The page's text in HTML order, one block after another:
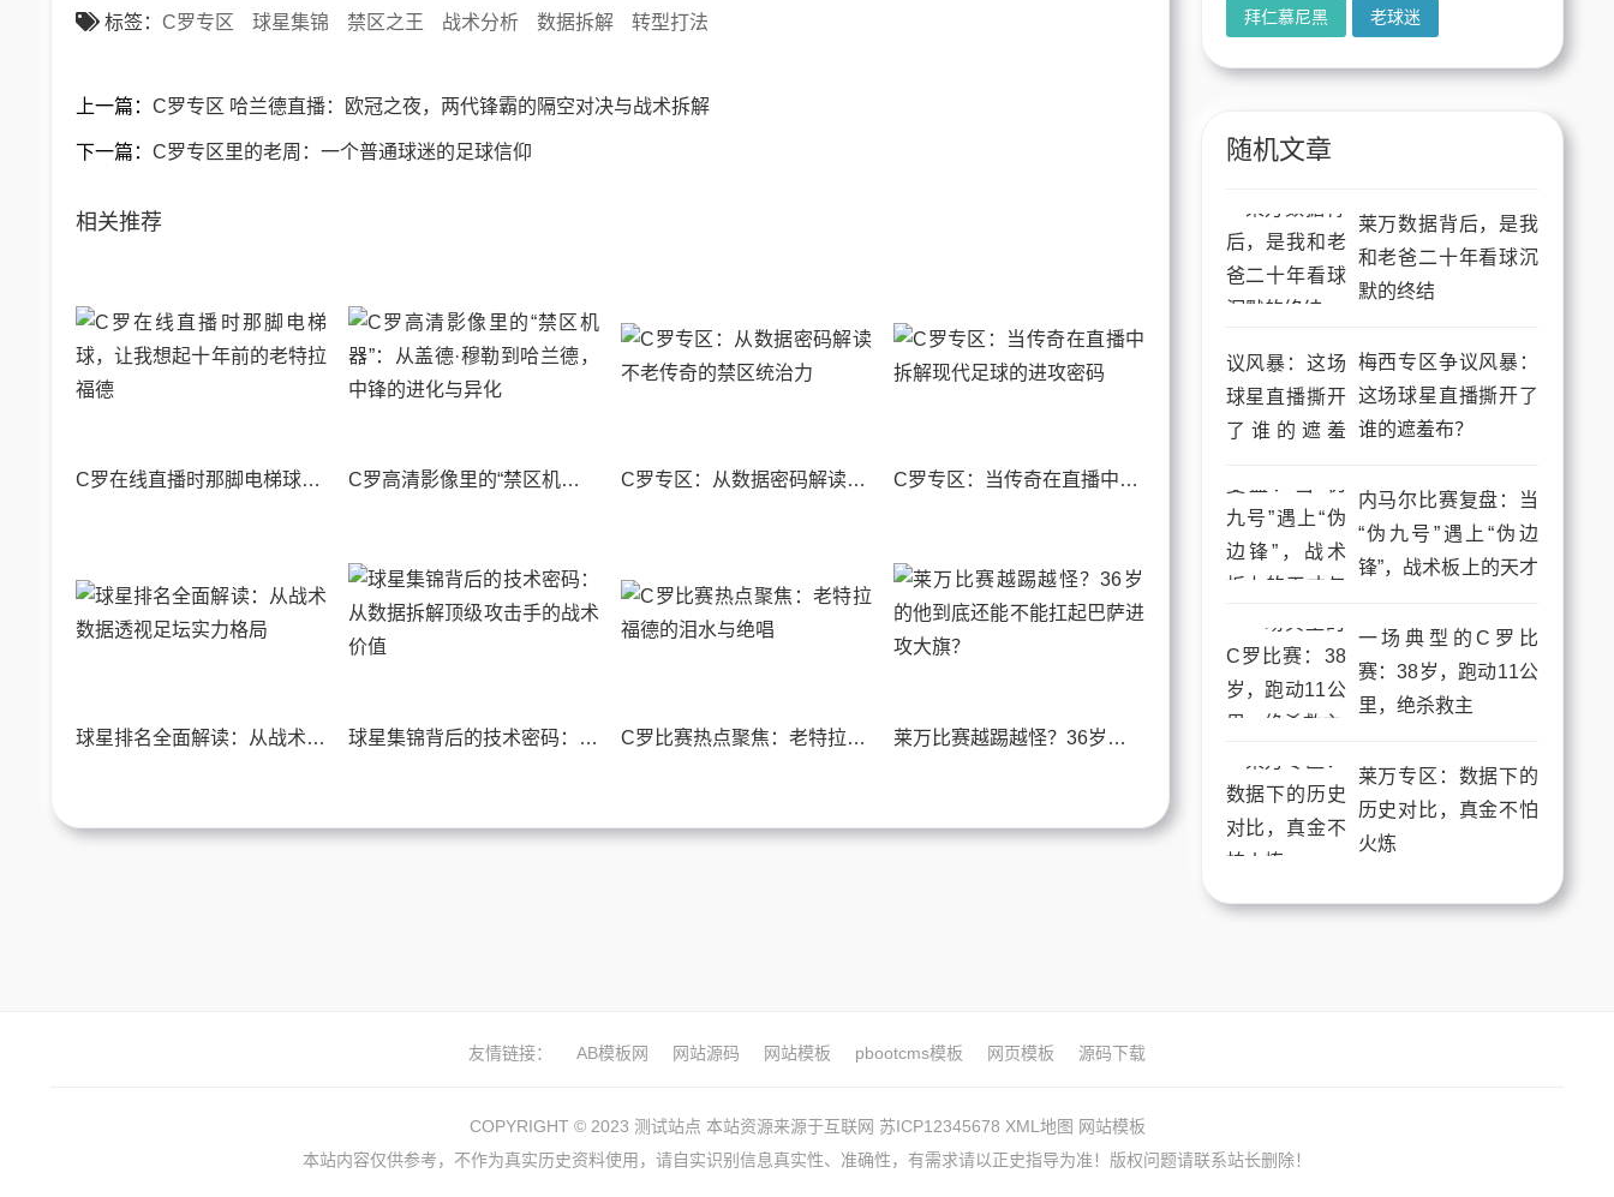
标签： C罗专区 球星集锦 禁区之王 战术分析 数据拆解 转型打法
上一篇： C罗专区 哈兰德直播：欧冠之夜，两代锋霸的隔空对决与战术拆解
下一篇： C罗专区里的老周：一个普通球迷的足球信仰
相关推荐
C罗在线直播时那脚电梯球，让我想起十年前的老特拉福德 C罗高清影像里的“禁区机器”：从盖德·穆勒到哈兰德，中锋的进化与异化 C罗专区：从数据密码解读不老传奇的禁区统治力 C罗专区：当传奇在直播中拆解现代足球的进攻密码
球星排名全面解读：从战术数据透视足坛实力格局 球星集锦背后的技术密码：从数据拆解顶级攻击手的战术价值 C罗比赛热点聚焦：老特拉福德的泪水与绝唱 莱万比赛越踢越怪？36岁的他到底还能不能扛起巴萨进攻大旗？
拜仁慕尼黑 老球迷
随机文章
莱万数据背后，是我
和老爸二十年看球沉
默的终结
梅西专区争议风暴：
这场球星直播撕开了
谁的遮羞布？
内马尔比赛复盘：当
“伪九号”遇上“伪边
锋”，战术板上的天才
一场典型的C罗比
赛：38岁，跑动11公
里，绝杀救主
莱万专区：数据下的
历史对比，真金不怕
火炼
友情链接： AB模板网 网站源码 网站模板 pbootcms模板 网页模板 源码下载
COPYRIGHT © 2023 测试站点 本站资源来源于互联网 苏ICP12345678 XML地图 网站模板
本站内容仅供参考，不作为真实历史资料使用，请自实识别信息真实性、准确性，有需求请以正史指导为准！版权问题请联系站长删除！